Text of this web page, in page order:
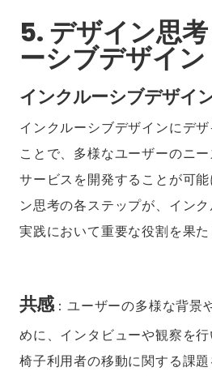
5. デザイン思
ーシブデザイン
インクルーシブデザイ
インクルーシブデザインにデ
ことで、多様なユーザーのニ
サービスを開発することが可
ン思考の各ステップが、イン
実践において重要な役割を果
共感：ユーザーの多様な背景
めに、インタビューや観察を
椅子利用者の移動に関する課題